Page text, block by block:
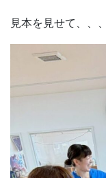
見本を見せて、、、